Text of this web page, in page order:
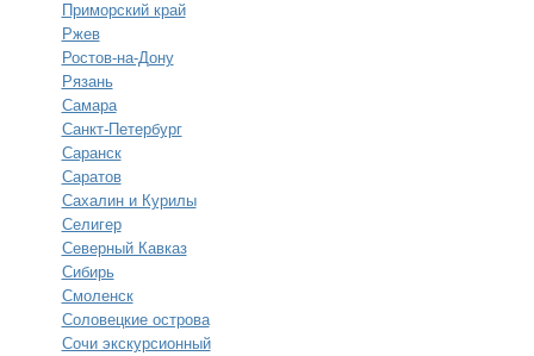
Приморский край
Ржев
Ростов-на-Дону
Рязань
Самара
Санкт-Петербург
Саранск
Саратов
Сахалин и Курилы
Селигер
Северный Кавказ
Сибирь
Смоленск
Соловецкие острова
Сочи экскурсионный